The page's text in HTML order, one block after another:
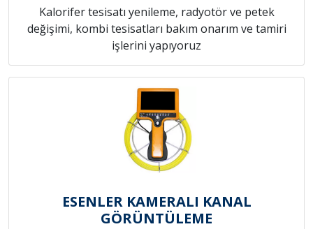
Kalorifer tesisatı yenileme, radyotör ve petek
değişimi, kombi tesisatları bakım onarım ve tamiri
işlerini yapıyoruz
ESENLER KAMERALI KANAL
GÖRÜNTÜLEME